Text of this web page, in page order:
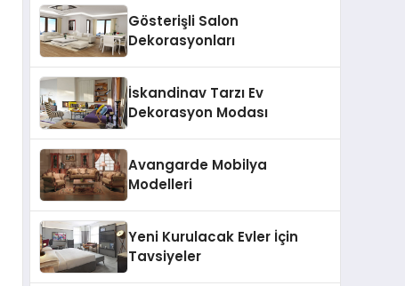
Gösterişli Salon
Dekorasyonları
İskandinav Tarzı Ev
Dekorasyon Modası
Avangarde Mobilya
Modelleri
Yeni Kurulacak Evler İçin
Tavsiyeler